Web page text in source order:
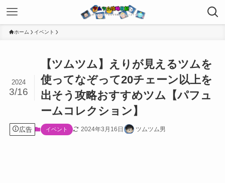
ホーム イベント
【ツムツム】えりが見えるツムを
使ってなぞって20チェーン以上を
出そう攻略おすすめツム【パフュ
ームコレクション】
2024
3/16
広告 イベント 2024年3月16日 ツムツム男